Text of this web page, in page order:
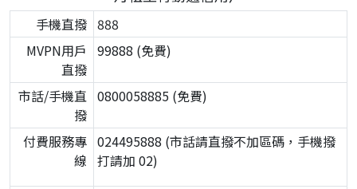
手機直撥 888
MVPN用戶
直撥
99888 (免費)
市話/手機直
撥
0800058885 (免費)
付費服務專
線
024495888 (市話請直撥不加區碼，手機撥
打請加 02)